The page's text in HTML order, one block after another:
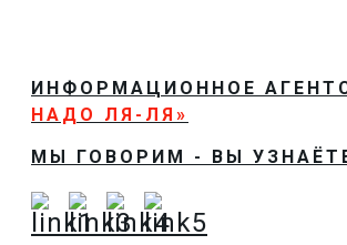
ИНФОРМАЦИОННОЕ
НАДО ЛЯ-ЛЯ»
МЫ ГОВОРИМ - ВЫ